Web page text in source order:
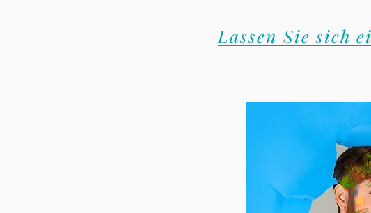
Lassen Sie sich